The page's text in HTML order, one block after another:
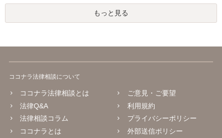
もっと見る
ココナラ法律相談について
ココナラ法律相談とは
法律Q&A
法律相談コラム
ココナラとは
ご意見・ご要望
利用規約
プライバシーポリシー
外部送信ポリシー